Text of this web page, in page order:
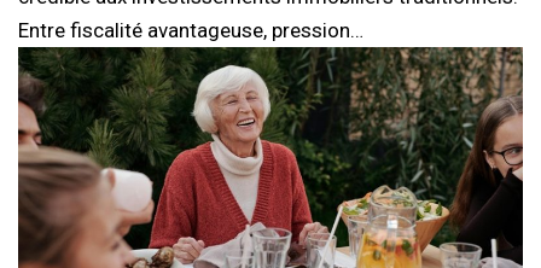
Entre fiscalité avantageuse, pression…